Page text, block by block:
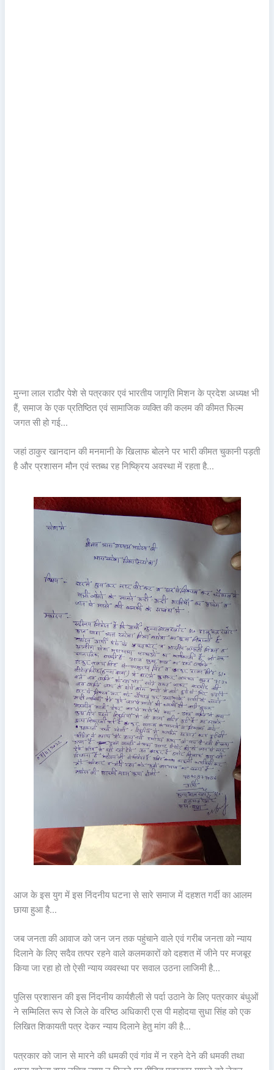
मुन्ना लाल राठौर पेशे से पत्रकार एवं भारतीय जागृति मिशन के प्रदेश अध्यक्ष भी
हैं, समाज के एक प्रतिष्ठित एवं सामाजिक व्यक्ति की कलम की कीमत फिल्म
जगत सी हो गई…
जहां ठाकुर खानदान की मनमानी के खिलाफ बोलने पर भारी कीमत चुकानी पड़ती
है और प्रशासन मौन एवं स्तब्ध रह निष्क्रिय अवस्था में रहता है…
आज के इस युग में इस निंदनीय घटना से सारे समाज में दहशत गर्दी का आलम
छाया हुआ है…
जब जनता की आवाज को जन जन तक पहुंचाने वाले एवं गरीब जनता को न्याय
दिलाने के लिए सदैव तत्पर रहने वाले कलमकारों को दहशत में जीने पर मजबूर
किया जा रहा हो तो ऐसी न्याय व्यवस्था पर सवाल उठना लाजिमी है…
पुलिस प्रशासन की इस निंदनीय कार्यशैली से पर्दा उठाने के लिए पत्रकार बंधुओं
ने सम्मिलित रूप से जिले के वरिष्ठ अधिकारी एस पी महोदया सुधा सिंह को एक
लिखित शिकायती पत्र देकर न्याय दिलाने हेतु मांग की है…
पत्रकार को जान से मारने की धमकी एवं गांव में न रहने देने की धमकी तथा